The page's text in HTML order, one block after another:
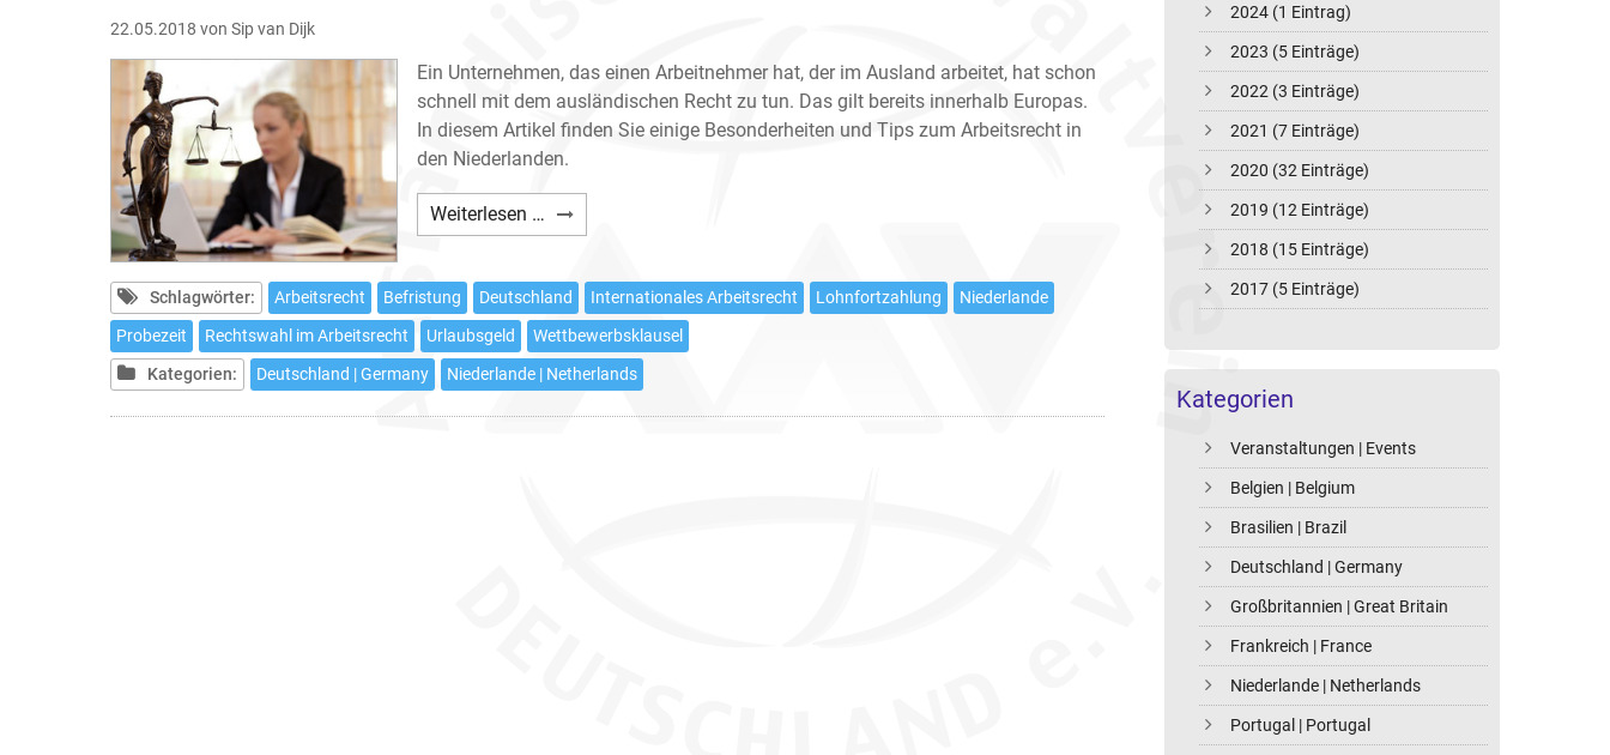
2024 (1 Eintrag)
2023 (5 Einträge)
2022 (3 Einträge)
2021 (7 Einträge)
2020 (32 Einträge)
2019 (12 Einträge)
2018 (15 Einträge)
2017 (5 Einträge)
Kategorien
Veranstaltungen | Events
Belgien | Belgium
Brasilien | Brazil
Deutschland | Germany
Großbritannien | Great Britain
Frankreich | France
Niederlande | Netherlands
Portugal | Portugal
22.05.2018 von Sip van Dijk
Ein Unternehmen, das einen Arbeitnehmer hat, der im Ausland arbeitet, hat schon
schnell mit dem ausländischen Recht zu tun. Das gilt bereits innerhalb Europas.
In diesem Artikel finden Sie einige Besonderheiten und Tips zum Arbeitsrecht in
den Niederlanden.
Weiterlesen … Einige
Besonderheiten
Arbeitsrechts
in
den
Niederlanden
Schlagwörter: Arbeitsrecht Befristung Deutschland Internationales Arbeitsrecht Lohnfortzahlung
Niederlande
Probezeit
Rechtswahl im Arbeitsrecht Urlaubsgeld
Wettbewerbsklausel
Kategorien:
Deutschland | Germany Niederlande | Netherlands